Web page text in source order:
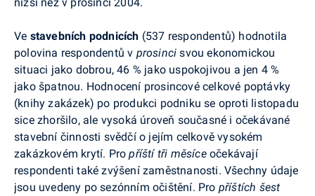
Ve stavebních podnicích (537 respondentů) hodnotila
polovina respondentů v prosincisvou ekonomickou
situaci jako dobrou, 46 % jako uspokojivou a jen 4 %
jako špatnou. Hodnocení prosincové celkové poptávky
(knihy zakázek) po produkci podniku se oproti listopadu
sice zhoršilo, ale vysoká úroveň současné i očekávané
stavební činnosti svědčí o jejím celkově vysokém
zakázkovém krytí. Propříští tři měsíceočekávají
respondenti také zvýšení zaměstnanosti. Všechny údaje
jsou uvedeny po sezónním očištění. Pro příštích šest